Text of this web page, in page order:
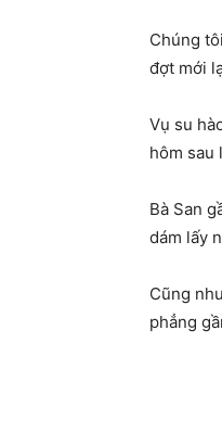
Chúng
đợt mới
Vụ su
hôm sau
Bà San
dám lấy
Cũng
phẳng